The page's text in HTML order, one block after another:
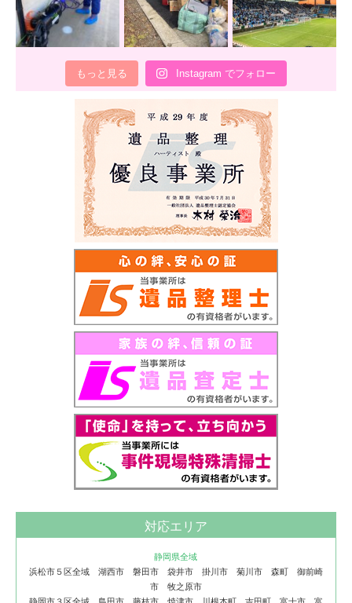
もっと見る Instagram でフォロー
対応エリア
静岡県全域
浜松市５区全域 湖西市 磐田市 袋井市 掛川市 菊川市 森町 御前崎
市 牧之原市